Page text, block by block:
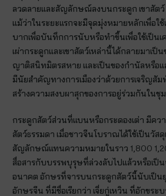
ลวดลายและสัญลักษณ์ลงบนกระดูก เขาสัตว์
แม้ว่าในระยะแรกจะมีจุดมุ่งหมายหลักเพื่อใ
บากเพื่อบันทึกการนับหรือทำขึ้นเพื่อใช้เป็นเ
เผ่ากระดูกและเขาสัตว์เหล่านี้ได้กลายมาเ
ญาติสนิทมิตรสหาย และเป็นของกำนัลหรือแ
มีนัยสำคัญทางการเมืองว่าด้วยการเจริญสั
สร้างความสงบผาสุกของการอยู่ร่วมกันในชุ
กระดูกสัตว์ส่วนที่แบนหรือกระดองเต่า มีค
สัตว์ธรรมดา เมื่อชาวจีนโบราณได้ใช้เป็นวั
สัญลักษณ์แทนความหมายในราว 1,800
สื่อสารกับบรรพบุรุษที่ล่วงลับไปแล้วหรือเป็
อนาคต อักษรที่จารบนกระดูกสัตว์นี้นับเป็น
อักษรจีน ที่มีชื่อเรียกว่า เจี่ยกู่เหวิน ที่อักขร